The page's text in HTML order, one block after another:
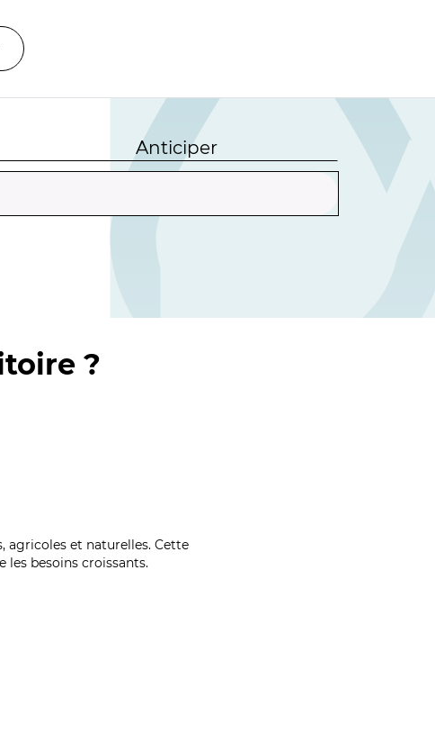
Anticiper
?
agricoles et naturelles. Cette
besoins croissants.